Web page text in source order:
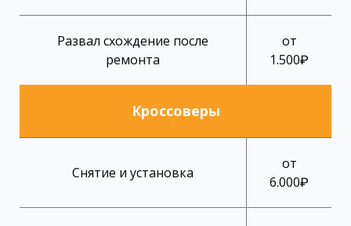
Развал схождение после
ремонта
от
1.500₽
Кроссоверы
Снятие и установка
от
6.000₽